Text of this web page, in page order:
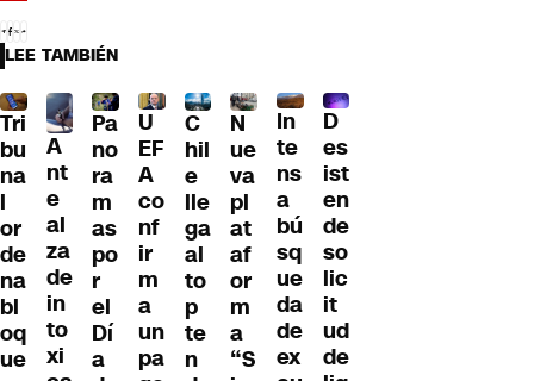
LEE TAMBIÉN
Tri
bu
na
l
or
de
na
bl
oq
ue
A
nt
e
al
za
de
in
to
xi
Pa
no
ra
m
as
po
r
el
Dí
a
U
EF
A
co
nf
ir
m
a
un
pa
C
hil
e
lle
ga
al
to
p
te
n
N
ue
va
pl
at
af
or
m
a
“S
In
te
ns
a
bú
sq
ue
da
de
ex
D
es
ist
en
de
so
lic
it
ud
de